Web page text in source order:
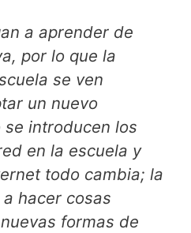
a aprender de
por lo que la
se ven
un nuevo
se introducen los
en la escuela y
todo cambia; la
hacer cosas
formas de